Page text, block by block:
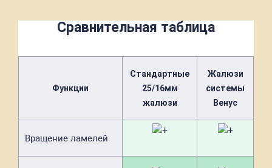
Сравнительная таблица
Функции
Стандартные
25/16мм
жалюзи
Жалюзи
системы
Венус
Вращение ламелей